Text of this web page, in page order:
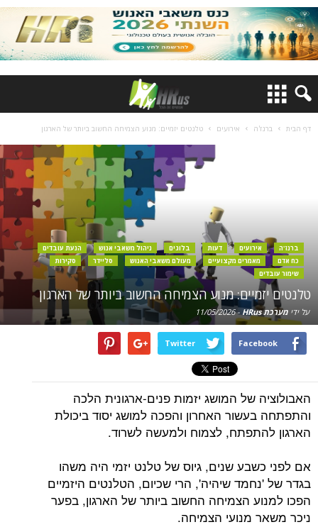
דף הבית ברנז'ה אירועים טלנטים יזמיים: מנוע הצמיחה החשוב ביותר של הארגון
ברנז'ה אירועים דעות בלוגים ניהול משאבי אנוש
הנעת עובדים
כח אדם
מאמרים מקצועיים מעולם משאבי האנוש סליידר
סקירות
שימור עובדים
טלנטים יזמיים: מנוע הצמיחה החשוב ביותר של הארגון
על ידי מערכת HRus -
11/05/2026
Facebook
Twitter
האבולוציה של המושג יזמות פנים-ארגונית הלכה
והתפתחה בעשור האחרון והפכה למושג יסוד ביכולת
הארגון להתפתח, לצמוח ולמעשה לשרוד.
אם לפני כשבע שנים, גיוס של טלנט יזמי היה משהו
בגדר של 'נחמד שיהיה', הרי שכיום, הטלנטים היזמיים
הפכו למנוע הצמיחה החשוב ביותר של הארגון, בפער
ניכר משאר מנועי הצמיחה.